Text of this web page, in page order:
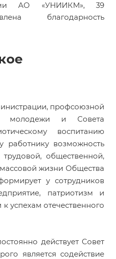
АО «УНИИКМ», 39
благодарность
профсоюзной
молодежи и Совета
воспитанию
работнику возможность
трудовой, общественной,
жизни Общества
у сотрудников
патриотизм и
к успехам отечественного
действует Совет
является содействие